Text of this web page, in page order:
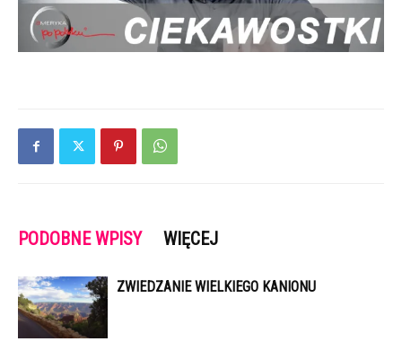
PODOBNE WPISY WIĘCEJ
ZWIEDZANIE WIELKIEGO KANIONU